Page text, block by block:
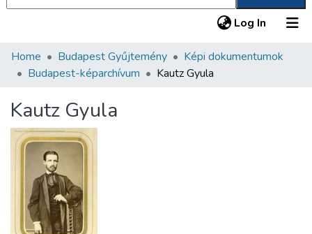
Log In (current)
Communities & Collections
Statistics
About us
Home Budapest Gyűjtemény
Képi dokumentumok
Budapest-képarchívum
Kautz Gyula
Kautz Gyula